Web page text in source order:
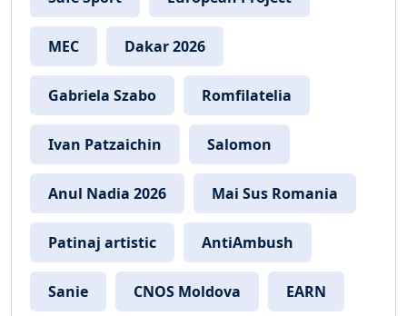
MEC Dakar 2026
Gabriela Szabo Romfilatelia
Ivan Patzaichin Salomon
Anul Nadia 2026 Mai Sus Romania
Patinaj artistic AntiAmbush
Sanie CNOS Moldova EARN